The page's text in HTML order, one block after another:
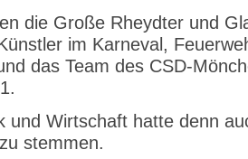
die Große Rheydter und
im Karneval,
das Team des CSD-
und Wirtschaft hatte denn
stemmen.